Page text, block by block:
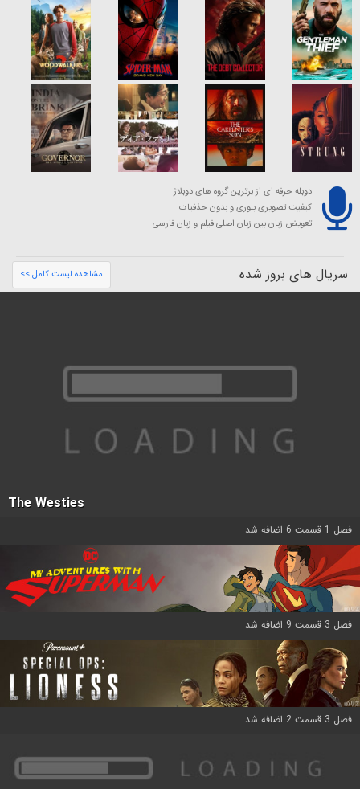
دوبله حرفه ای از برترین گروه های دوبلاژ
کیفیت تصویری بلوری و بدون حذفیات
تعویض زبان بین زبان اصلی فیلم و زبان فارسی
سریال های بروز شده مشاهده لیست کامل >>
The Westies
فصل 1 قسمت 6 اضافه شد
فصل 3 قسمت 9 اضافه شد
فصل 3 قسمت 2 اضافه شد